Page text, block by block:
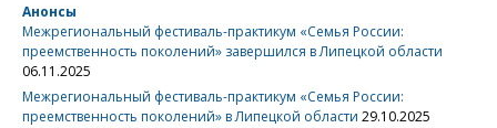
Анонсы
Межрегиональный фестиваль-практикум «Семья России:
преемственность поколений» завершился в Липецкой области
06.11.2025
Межрегиональный фестиваль-практикум «Семья России:
преемственность поколений» в Липецкой области 29.10.2025